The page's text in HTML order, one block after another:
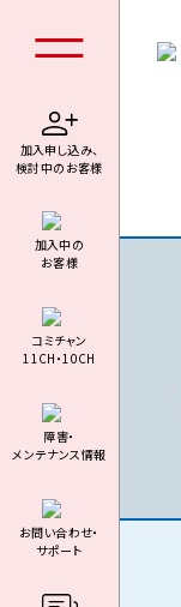
加入申し込み、
検討中のお客様
加⼊中の
お客様
コミチャン
11CH・10CH
障害・
メンテナンス情報
お問い合わせ・
サポート